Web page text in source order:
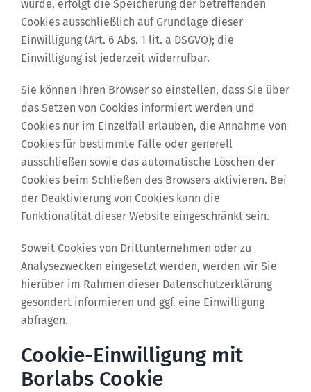
wurde, erfolgt die Speicherung der betreffenden
Cookies ausschließlich auf Grundlage dieser
Einwilligung (Art. 6 Abs. 1 lit. a DSGVO); die
Einwilligung ist jederzeit widerrufbar.
Sie können Ihren Browser so einstellen, dass Sie über
das Setzen von Cookies informiert werden und
Cookies nur im Einzelfall erlauben, die Annahme von
Cookies für bestimmte Fälle oder generell
ausschließen sowie das automatische Löschen der
Cookies beim Schließen des Browsers aktivieren. Bei
der Deaktivierung von Cookies kann die
Funktionalität dieser Website eingeschränkt sein.
Soweit Cookies von Drittunternehmen oder zu
Analysezwecken eingesetzt werden, werden wir Sie
hierüber im Rahmen dieser Datenschutzerklärung
gesondert informieren und ggf. eine Einwilligung
abfragen.
Cookie-Einwilligung mit
Borlabs Cookie